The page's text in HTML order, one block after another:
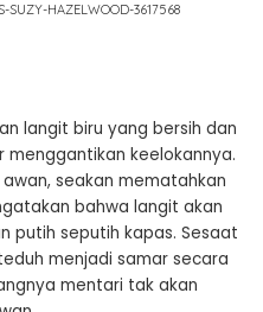
SUZY-HAZELWOOD-3617568
langit biru yang bersih dan
menggantikan keelokannya.
seakan mematahkan
bahwa langit akan
putih seputih kapas. Sesaat
menjadi samar secara
mentari tak akan